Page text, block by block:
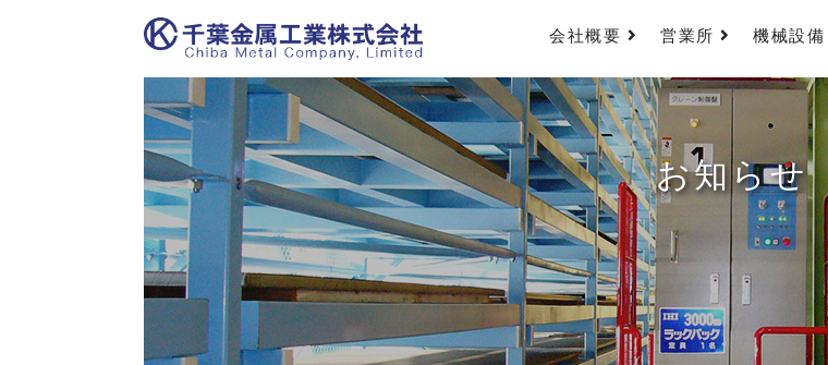
会社概要 営業所 機械設備
お知らせ